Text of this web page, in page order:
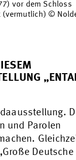
vor dem Schloss
(vermutlich) ©
und Parolen
Deutsche